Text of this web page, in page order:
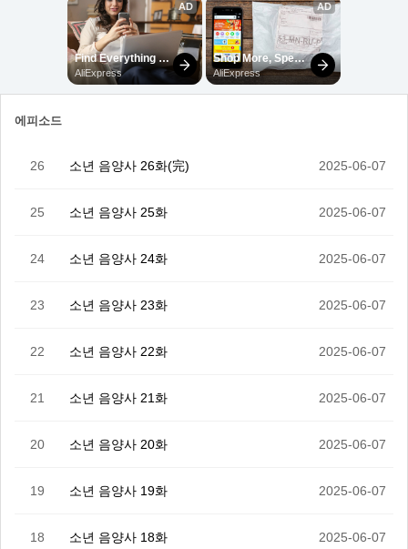
에피소드
26 소년 음양사 26화(完) 2025-06-07
25 소년 음양사 25화 2025-06-07
24 소년 음양사 24화 2025-06-07
23 소년 음양사 23화 2025-06-07
22 소년 음양사 22화 2025-06-07
21 소년 음양사 21화 2025-06-07
20 소년 음양사 20화 2025-06-07
19 소년 음양사 19화 2025-06-07
18 소년 음양사 18화 2025-06-07